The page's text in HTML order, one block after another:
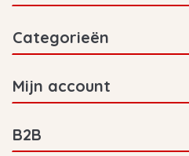
Categorieën
Mijn account
B2B